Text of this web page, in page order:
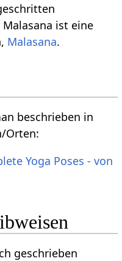
ist eine
Malasana.
beschrieben in
Orten:
Yoga Poses - von
geschrieben